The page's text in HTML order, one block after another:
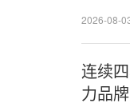
2026-08-
连续
力品牌